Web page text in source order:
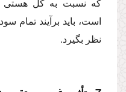
كه نسبت به كل هستى
است، باید برآیند تمام
نظر بگیرد.